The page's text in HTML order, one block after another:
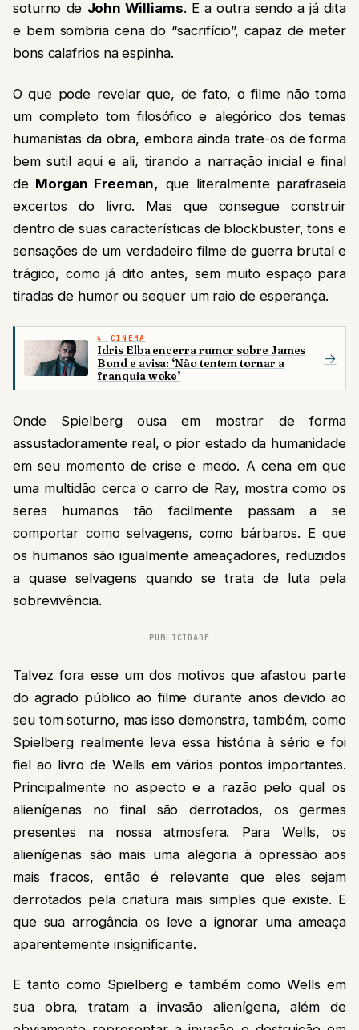
soturno de John Williams. E a outra sendo a já dita
e bem sombria cena do “sacrifício”, capaz de meter
bons calafrios na espinha.
O que pode revelar que, de fato, o filme não toma
um completo tom filosófico e alegórico dos temas
humanistas da obra, embora ainda trate-os de forma
bem sutil aqui e ali, tirando a narração inicial e final
de Morgan Freeman, que literalmente parafraseia
excertos do livro. Mas que consegue construir
dentro de suas características de blockbuster, tons e
sensações de um verdadeiro filme de guerra brutal e
trágico, como já dito antes, sem muito espaço para
tiradas de humor ou sequer um raio de esperança.
CINEMA
Idris Elba encerra rumor sobre James
Bond e avisa: ‘Não tentem tornar a
franquia woke’
→
Onde Spielberg ousa em mostrar de forma
assustadoramente real, o pior estado da humanidade
em seu momento de crise e medo. A cena em que
uma multidão cerca o carro de Ray, mostra como os
seres humanos tão facilmente passam a se
comportar como selvagens, como bárbaros. E que
os humanos são igualmente ameaçadores, reduzidos
a quase selvagens quando se trata de luta pela
sobrevivência.
PUBLICIDADE
Talvez fora esse um dos motivos que afastou parte
do agrado público ao filme durante anos devido ao
seu tom soturno, mas isso demonstra, também, como
Spielberg realmente leva essa história à sério e foi
fiel ao livro de Wells em vários pontos importantes.
Principalmente no aspecto e a razão pelo qual os
alienígenas no final são derrotados, os germes
presentes na nossa atmosfera. Para Wells, os
alienígenas são mais uma alegoria à opressão aos
mais fracos, então é relevante que eles sejam
derrotados pela criatura mais simples que existe. E
que sua arrogância os leve a ignorar uma ameaça
aparentemente insignificante.
E tanto como Spielberg e também como Wells em
sua obra, tratam a invasão alienígena, além de